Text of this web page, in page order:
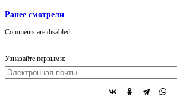
Ранее смотрели
Comments are disabled
Узнавайте первыми: